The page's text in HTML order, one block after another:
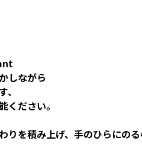
しながら
ください。